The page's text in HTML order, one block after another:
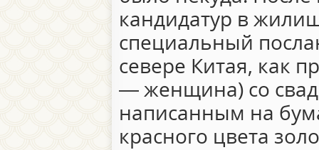
кандидатур в
специальный
севере Китая, как
— женщина) со
написанным на
красного цвета